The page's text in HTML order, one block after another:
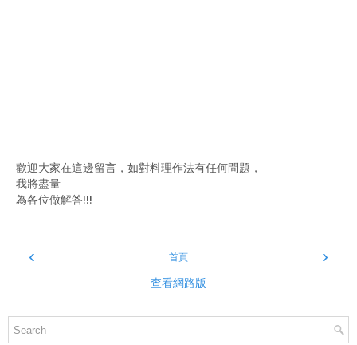
歡迎大家在這邊留言，如對料理作法有任何問題，
我將盡量
為各位做解答!!!
‹ ›
首頁
查看網路版